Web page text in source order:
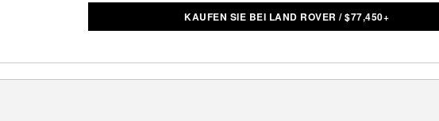
KAUFEN SIE BEI LAND ROVER /$77,450+